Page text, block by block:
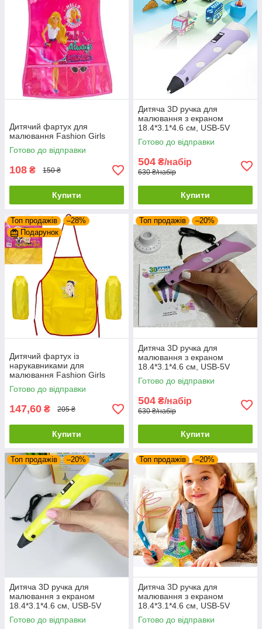
Дитячий фартух для
малювання Fashion Girls
Готово до відправки
108 ₴ 150 ₴
Купити
Дитяча 3D ручка для
малювання з екраном
18.4*3.1*4.6 см, USB-5V
кабель 3 кольори пластику
Готово до відправки
504 ₴/набір
630 ₴/набір
Купити
Топ продажів
–28%
Подарунок
Дитячий фартух із
нарукавниками для
малювання Fashion Girls
Жовтий
Готово до відправки
147,60 ₴ 205 ₴
Купити
Топ продажів –20%
Дитяча 3D ручка для
малювання з екраном
18.4*3.1*4.6 см, USB-5V
кабель 3 кольори пластику
Фіолетовий
Готово до відправки
504 ₴/набір
630 ₴/набір
Купити
Топ продажів –20%
Дитяча 3D ручка для
малювання з екраном
18.4*3.1*4.6 см, USB-5V
кабель 3 кольори пластику
Жовтий
Готово до відправки
Топ продажів –20%
Дитяча 3D ручка для
малювання з екраном
18.4*3.1*4.6 см, USB-5V
кабель 3 кольори пластику
Блакитний
Готово до відправки